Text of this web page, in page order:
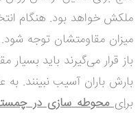
ملکش خواهد بود. هنگام
میزان مقاومتشان توجه
باز قرار می‌گیرند باید بسیار
بارش باران آسیب نبینند. به
برایمحوطه سازی در